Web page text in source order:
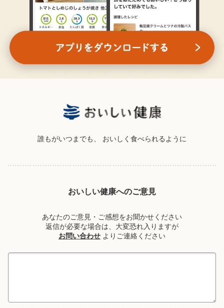
誰もがいつまでも、 おいしく食べられるように
おいしい健康へのご意見
あなたのご意見・ご感想をお聞かせください
返信が必要な場合は、大変恐れ入りますが
お問い合わせ よりご連絡ください